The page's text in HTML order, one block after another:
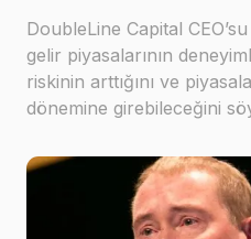
DoubleLine Capital
gelir piyasalarının
riskinin arttığını ve
dönemine girebileceğini